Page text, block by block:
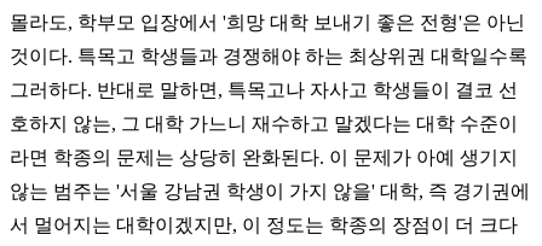
몰라도, 학부모 입장에서 '희망 대학 보내기 좋은 전형'은 아닌
것이다. 특목고 학생들과 경쟁해야 하는 최상위권 대학일수록
그러하다. 반대로 말하면, 특목고나 자사고 학생들이 결코 선
호하지 않는, 그 대학 가느니 재수하고 말겠다는 대학 수준이
라면 학종의 문제는 상당히 완화된다. 이 문제가 아예 생기지
않는 범주는 '서울 강남권 학생이 가지 않을' 대학, 즉 경기권에
서 멀어지는 대학이겠지만, 이 정도는 학종의 장점이 더 크다